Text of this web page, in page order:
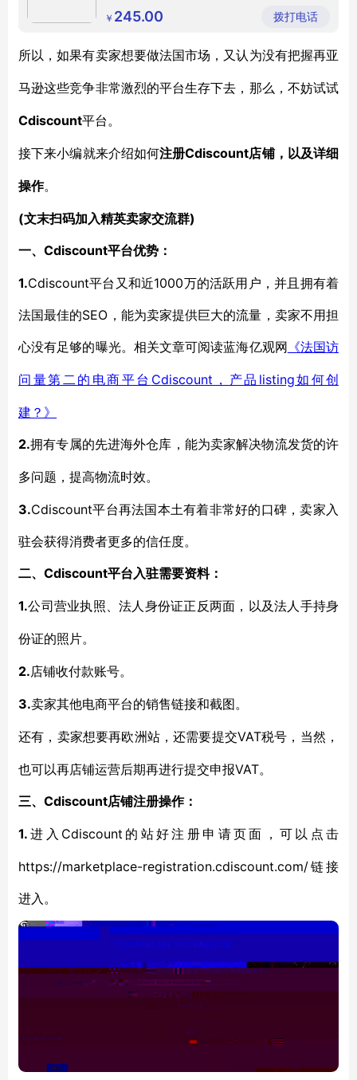
有限公司
￥ 245.00 拨打电话
所以，如果有卖家想要做法国市场，又认为没有把握再亚
马逊这些竞争非常激烈的平台生存下去，那么，不妨试试
Cdiscount平台。
接下来小编就来介绍如何注册Cdiscount店铺，以及详细
操作。
(文末扫码加入精英卖家交流群)
一、 Cdiscount平台优势：
1.Cdiscount平台又和近1000万的活跃用户，并且拥有着
法国最佳的SEO，能为卖家提供巨大的流量，卖家不用担
心没有足够的曝光。相关文章可阅读蓝海亿观网 《法国访
问量第二的电商平台 Cdiscount，产品listing如何创
建？》
2.拥有专属的先进海外仓库，能为卖家解决物流发货的许
多问题，提高物流时效。
3.Cdiscount平台再法国本土有着非常好的口碑，卖家入
驻会获得消费者更多的信任度。
二、 Cdiscount平台入驻需要资料：
1.公司营业执照、法人身份证正反两面，以及法人手持身
份证的照片。
2.店铺收付款账号。
3.卖家其他电商平台的销售链接和截图。
还有，卖家想要再欧洲站，还需要提交VAT税号，当然，
也可以再店铺运营后期再进行提交申报VAT。
三、 Cdiscount店铺注册操作：
1. 进入 Cdiscount的站好注册申请页面，可以点击
https://marketplace-registration.cdiscount.com/链接
进入。